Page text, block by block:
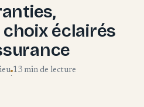
éclairés
·
13 min de lecture